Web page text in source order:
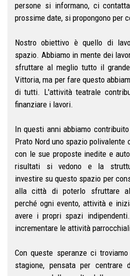
persone si informano, ci
prossime date, si propongono per
Nostro obiettivo è quello di
spazio. Abbiamo in mente dei
sfruttare al meglio tutto il
Vittoria, ma per fare questo
di tutti. L'attività teatrale
finanziare i lavori.
In questi anni abbiamo
Prato Nord uno spazio polivalente
con le sue proposte inedite e
risultati si vedono e la
investire su questo spazio per
alla città di poterlo sfruttare al
perché ogni evento, attività e
avere i propri spazi
incrementare le attività
Con queste speranze ci
stagione, pensata per centrare